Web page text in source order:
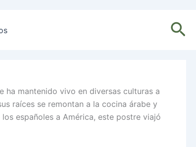
ha mantenido vivo en diversas culturas a
raíces se remontan a la cocina árabe y
españoles a América, este postre viajó